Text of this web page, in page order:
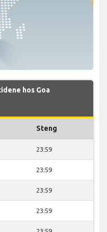
hos Goa
Steng
23:59
23:59
23:59
23:59